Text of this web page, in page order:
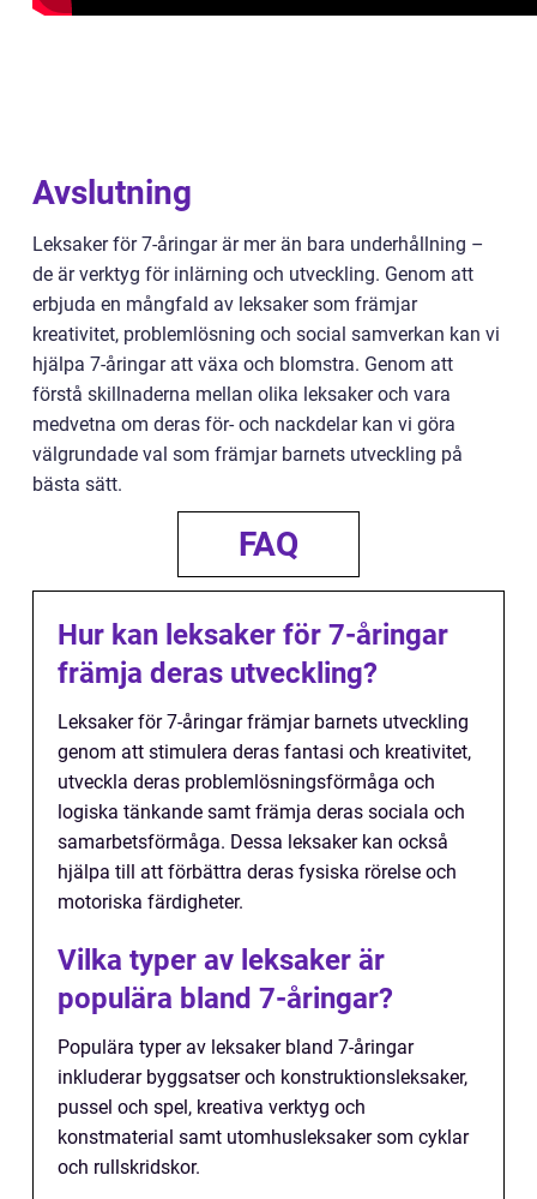
Avslutning
Leksaker för 7-åringar är mer än bara underhållning –
de är verktyg för inlärning och utveckling. Genom att
erbjuda en mångfald av leksaker som främjar
kreativitet, problemlösning och social samverkan kan vi
hjälpa 7-åringar att växa och blomstra. Genom att
förstå skillnaderna mellan olika leksaker och vara
medvetna om deras för- och nackdelar kan vi göra
välgrundade val som främjar barnets utveckling på
bästa sätt.
FAQ
Hur kan leksaker för 7-åringar
främja deras utveckling?
Leksaker för 7-åringar främjar barnets utveckling
genom att stimulera deras fantasi och kreativitet,
utveckla deras problemlösningsförmåga och
logiska tänkande samt främja deras sociala och
samarbetsförmåga. Dessa leksaker kan också
hjälpa till att förbättra deras fysiska rörelse och
motoriska färdigheter.
Vilka typer av leksaker är
populära bland 7-åringar?
Populära typer av leksaker bland 7-åringar
inkluderar byggsatser och konstruktionsleksaker,
pussel och spel, kreativa verktyg och
konstmaterial samt utomhusleksaker som cyklar
och rullskridskor.